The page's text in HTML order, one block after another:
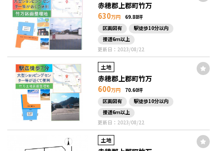
赤穂郡上郡町竹万
630万円
69.88坪
区画図有
駅徒歩10分以内
接道6ｍ以上
更新日：2023/08/22
土地
赤穂郡上郡町竹万
600万円
70.60坪
区画図有
駅徒歩10分以内
接道6ｍ以上
更新日：2023/08/22
土地